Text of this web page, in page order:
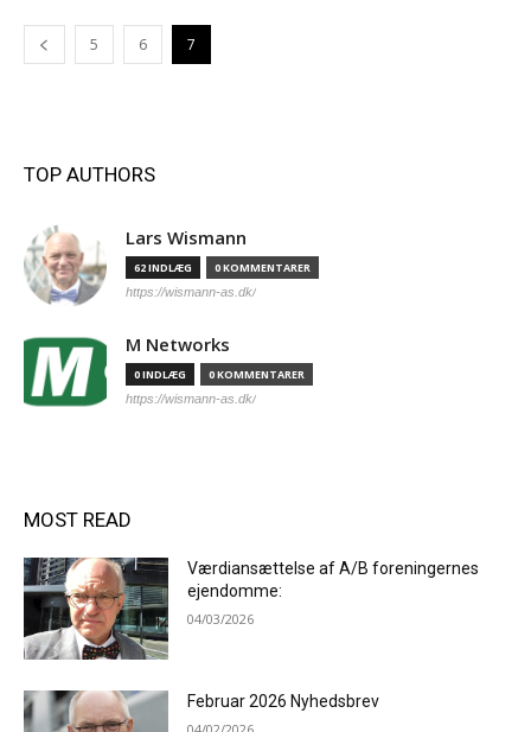
5 6 7
TOP AUTHORS
Lars Wismann
62 INDLÆG 0 KOMMENTARER
https://wismann-as.dk/
M Networks
0 INDLÆG 0 KOMMENTARER
https://wismann-as.dk/
MOST READ
Værdiansættelse af A/B foreningernes
ejendomme:
04/03/2026
Februar 2026 Nyhedsbrev